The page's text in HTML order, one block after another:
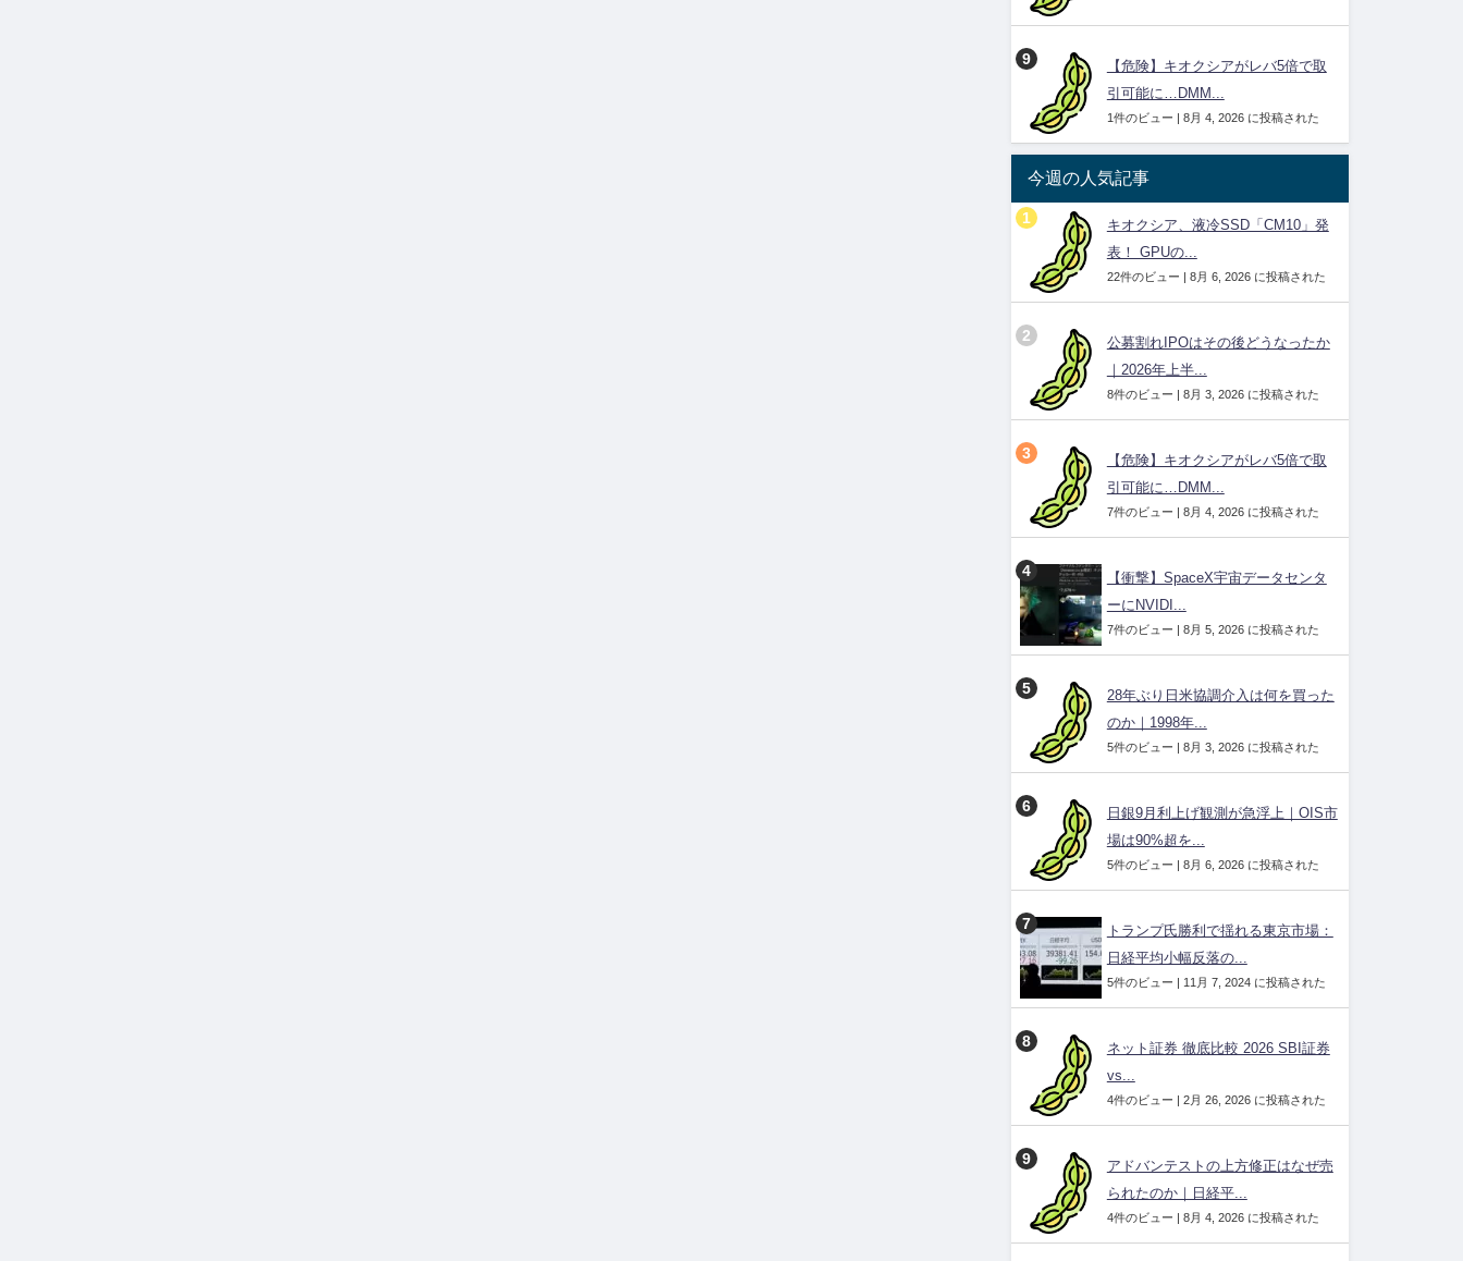
【危険】キオクシアがレバ5倍で取
引可能に…DMM...
1件のビュー | 8月 4, 2026 に投稿された
今週の人気記事
キオクシア、液冷SSD「CM10」発
表！ GPUの...
22件のビュー | 8月 6, 2026 に投稿された
公募割れIPOはその後どうなったか
｜2026年上半...
8件のビュー | 8月 3, 2026 に投稿された
【危険】キオクシアがレバ5倍で取
引可能に…DMM...
7件のビュー | 8月 4, 2026 に投稿された
【衝撃】SpaceX宇宙データセンタ
ーにNVIDI...
7件のビュー | 8月 5, 2026 に投稿された
28年ぶり日米協調介入は何を買った
のか｜1998年...
5件のビュー | 8月 3, 2026 に投稿された
日銀9月利上げ観測が急浮上｜OIS市
場は90%超を...
5件のビュー | 8月 6, 2026 に投稿された
トランプ氏勝利で揺れる東京市場：
日経平均小幅反落の...
5件のビュー | 11月 7, 2024 に投稿された
ネット証券 徹底比較 2026 SBI証券
vs...
4件のビュー | 2月 26, 2026 に投稿された
アドバンテストの上方修正はなぜ売
られたのか｜日経平...
4件のビュー | 8月 4, 2026 に投稿された